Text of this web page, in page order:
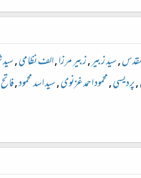
,سید زبیر,زبیر مرزا,الف نظامی,
,پردیسی,محمود احمد غزنوی,سید اسد محمود,فاتح